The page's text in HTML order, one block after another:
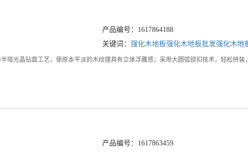
产品编号：1617864188
关键词： 强化木地板强化木地板批发强化木地
哑光晶钻面工艺，使原本平淡的木纹理具有立体浮雕感；采用大圆弧锁扣技术，轻松拼装
产品编号：1617863459